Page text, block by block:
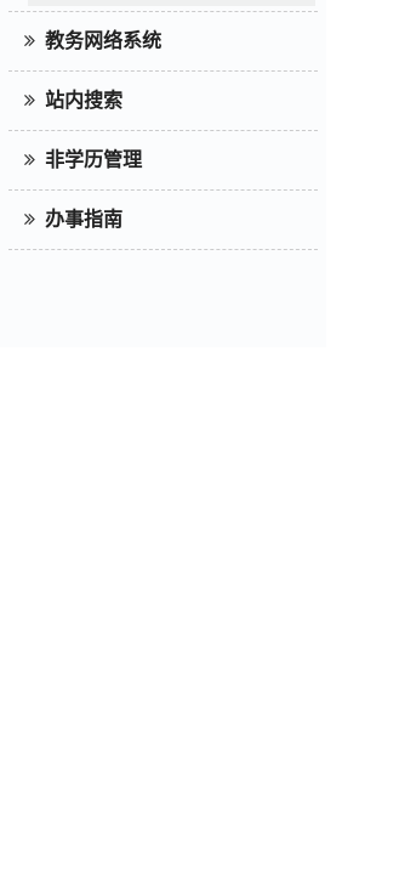
教务网络系统
站内搜索
非学历管理
办事指南